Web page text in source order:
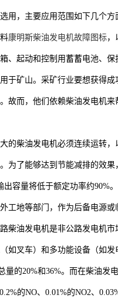
用，主要应用范围如下几个方
康明斯柴油发电机故障图标，
、起动和控制用蓄蓄电池、
于矿山。采矿行业要想获得
而，他们依赖柴油发电机来
的柴油发电机必须连续运转
了能够达到节能减排的效果
容量将低于额定功率约90%
工地等部门，作为后备电源或
柴油发电机是非公路发电机
如叉车）和多功能设备（如
的20%和36%。而在柴油发
的NO、0.01%的NO2、